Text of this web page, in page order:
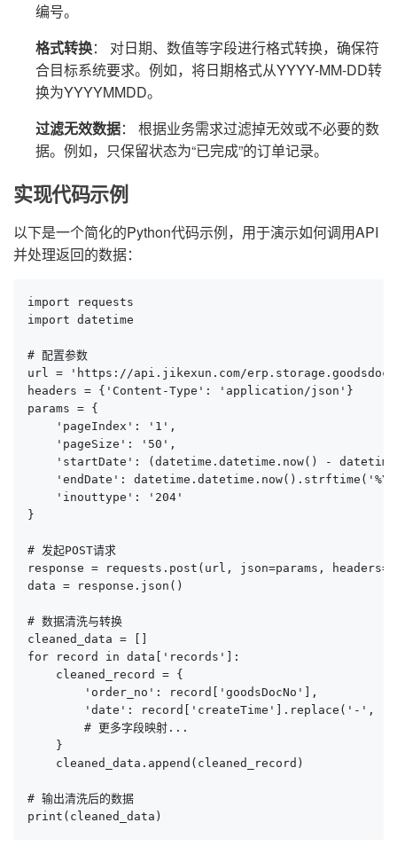
编号。
格式转换： 对日期、数值等字段进行格式转换，确保符
合目标系统要求。例如，将日期格式从YYYY-MM-DD转
换为YYYYMMDD。
过滤无效数据： 根据业务需求过滤掉无效或不必要的数
据。例如，只保留状态为“已完成”的订单记录。
实现代码示例
以下是一个简化的Python代码示例，用于演示如何调用API
并处理返回的数据：
import requests
import datetime
# 配置参数
url = 'https://api.jikexun.com/
headers = {'Content-Type': 'application/json'}
params = {
    'pageIndex': '1',
    'pageSize': '50',
'startDate': (datetime.datetime.now() -
'endDate':
    'inouttype': '204'
}
# 发起POST请求
response = requests.post(url, json=params,
data = response.json()
# 数据清洗与转换
cleaned_data = []
for record in data['records']:
    cleaned_record = {
        'order_no': record['goodsDocNo'],
'date': record['createTime'].replace('-',
        # 更多字段映射...
    }
    cleaned_data.append(cleaned_record)
# 输出清洗后的数据
print(cleaned_data)